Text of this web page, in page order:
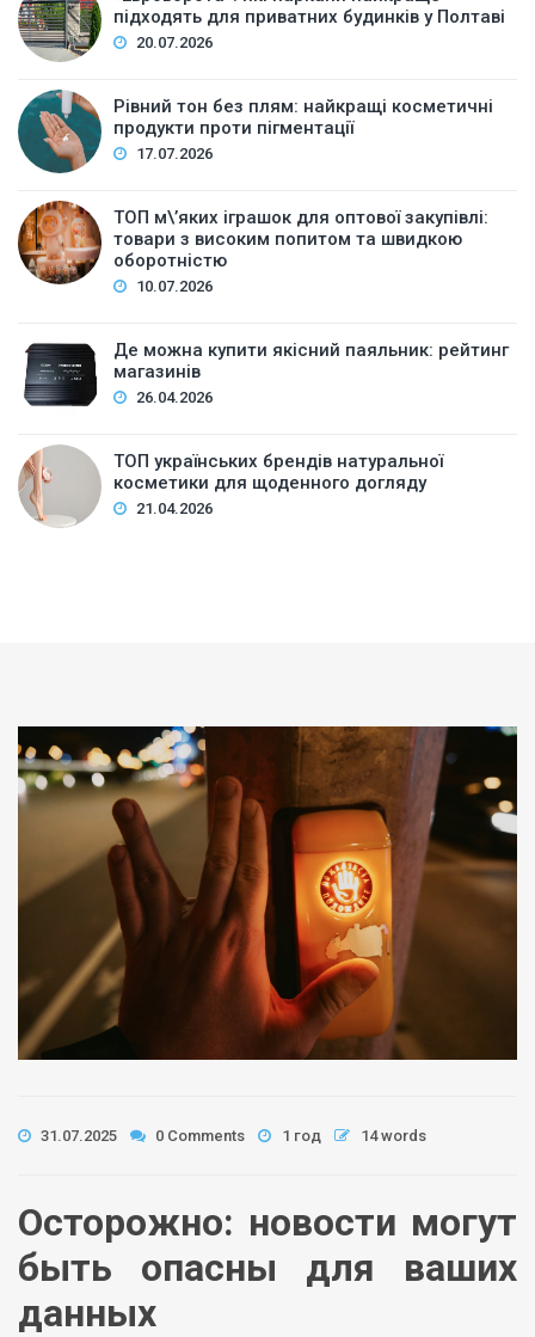
підходять для приватних будинків у Полтаві
20.07.2026
Рівний тон без плям: найкращі косметичні
продукти проти пігментації
17.07.2026
ТОП м\’яких іграшок для оптової закупівлі:
товари з високим попитом та швидкою
оборотністю
10.07.2026
Де можна купити якісний паяльник: рейтинг
магазинів
26.04.2026
ТОП українських брендів натуральної
косметики для щоденного догляду
21.04.2026
31.07.2025 0 Comments 1 год 14 words
Осторожно: новости могут
быть опасны для ваших
данных